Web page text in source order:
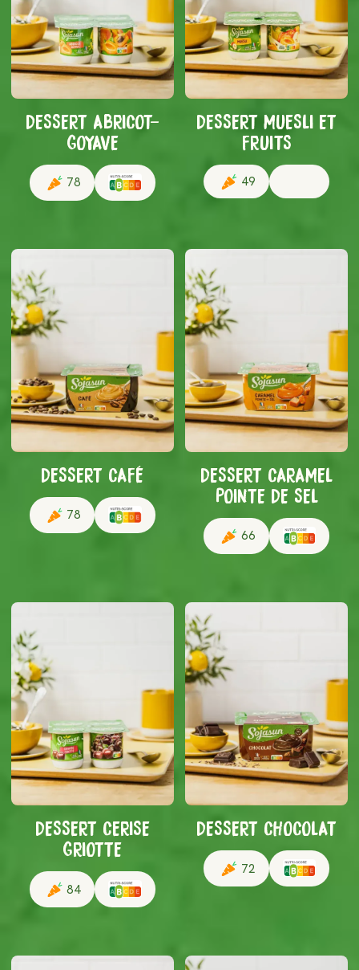
DESSERT ABRICOT-
GOYAVE
78
DESSERT MUESLI ET
FRUITS
49
DESSERT CAFÉ
78
DESSERT CARAMEL
POINTE DE SEL
66
DESSERT CERISE
GRIOTTE
84
DESSERT CHOCOLAT
72